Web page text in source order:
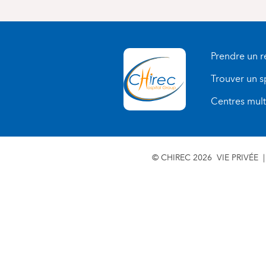
Prendre un
Trouver un
Centres
© CHIREC 2026 VIE PRIVÉE